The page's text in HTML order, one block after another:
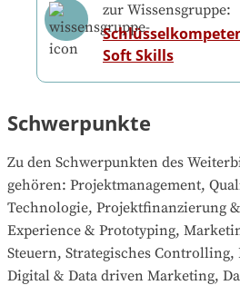
zur Wissensgruppe:
Soft Skills
Schwerpunkte
Zu den Schwerpunkten des
gehören: Projektmanagement,
Technologie, Projektfinanzierung
Experience & Prototyping,
Steuern, Strategisches Controlling,
Digital & Data driven Marketing,